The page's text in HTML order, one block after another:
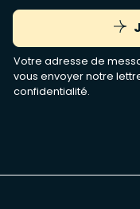
Votre adresse de
vous envoyer notre
confidentialité.